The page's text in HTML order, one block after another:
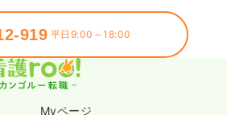
919 平日9:00～18:00
Myページ